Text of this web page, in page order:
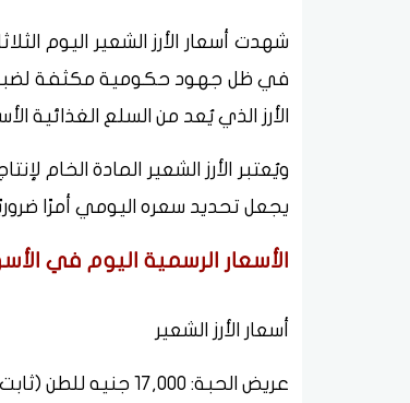
في ظل جهود حكومية مكثفة لضبط
الأرز الذي يُعد من السلع الغذائية
ويُعتبر الأرز الشعير المادة الخام
يجعل تحديد سعره اليومي أمرًا
الأسعار الرسمية اليوم في
أسعار الأرز الشعير
عريض الحبة: 17,000 جنيه للطن (ثابت)